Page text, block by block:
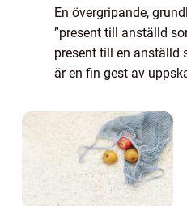
En övergripande,
”present till anställd
present till en anställd
är en fin gest av
tillfälle att vi...